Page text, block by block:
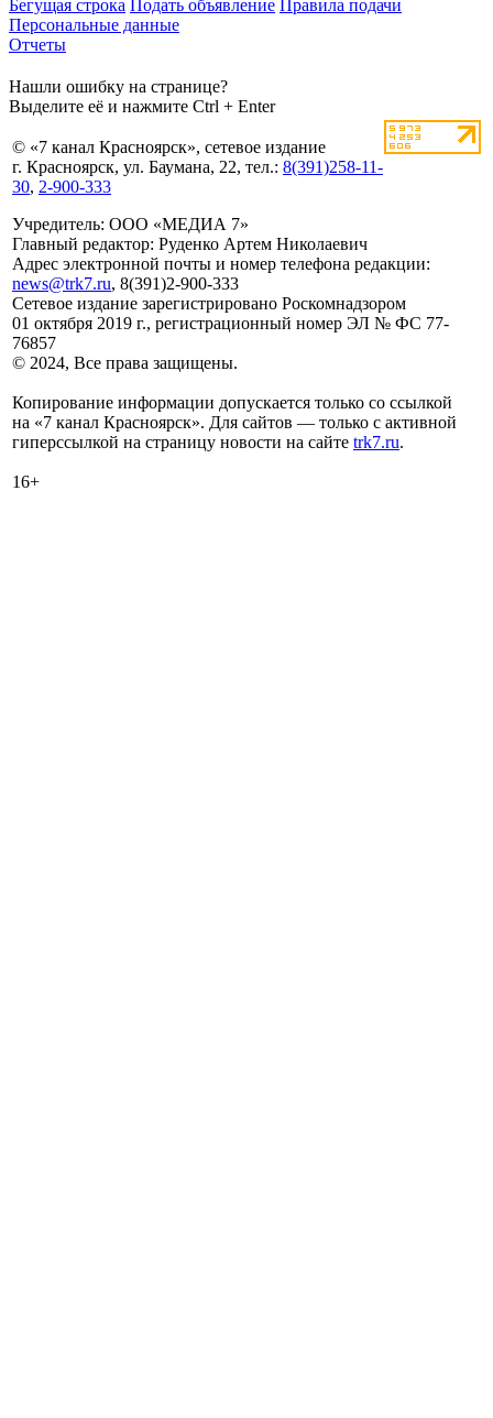
Бегущая строка Подать объявление
Правила подачи
Персональные данные
Отчеты
Нашли ошибку на странице?
Выделите её и нажмите Ctrl + Enter
© «7 канал Красноярск», сетевое издание
г. Красноярск, ул. Баумана, 22, тел.: 8(391)258-11-
30, 2-900-333
Учредитель: ООО «МЕДИА 7»
Главный редактор: Руденко Артем Николаевич
Адрес электронной почты и номер телефона редакции:
news@trk7.ru, 8(391)2-900-333
Сетевое издание зарегистрировано Роскомнадзором
01 октября 2019 г., регистрационный номер ЭЛ № ФС 77-
76857
© 2024, Все права защищены.
Копирование информации допускается только со ссылкой
на «7 канал Красноярск». Для сайтов — только с активной
гиперссылкой на страницу новости на сайте trk7.ru.
16+